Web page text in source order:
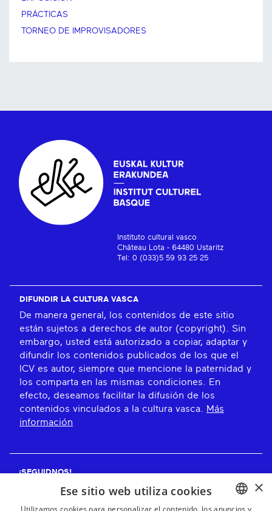
PRÁCTICAS
TORNEO DE IMPROVISADORES
Instituto cultural vasco
Château Lota - 64480 Ustaritz
Tel: 0 (033)5 59 93 25 25
DIFUNDIR LA CULTURA VASCA
De manera general, los contenidos de este sitio
están sujetos a derechos de autor (copyright). Sin
embargo, usted está autorizado a copiar, adaptar y
difundir los contenidos publicados de los que el
ICV es autor, siempre que mencione la paternidad y
los comparta en las mismas condiciones. En
efecto, deseamos facilitar la difusión de los
contenidos vinculados a la cultura vasca. Más
información
¡SEGUIDNOS!
×
Ese sitio web utiliza cookies
Utilizamos cookies para personalizar el contenido, los anuncios y